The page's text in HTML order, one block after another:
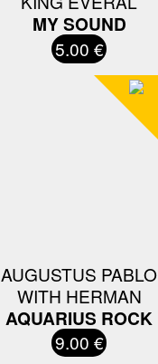
MY SOUND
5.00 €
AUGUSTUS PABLO
WITH HERMAN
AQUARIUS ROCK
9.00 €